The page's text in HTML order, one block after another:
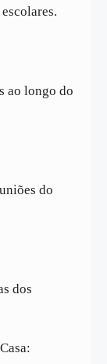
ao longo do
do
dos